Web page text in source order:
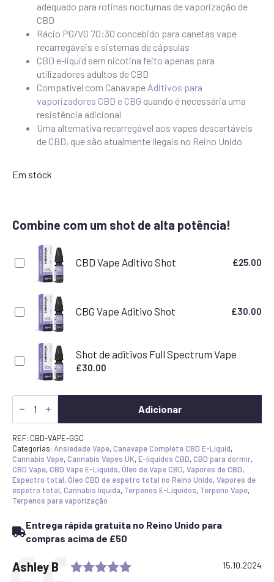
adequado para rotinas nocturnas de vaporização de
CBD
Rácio PG/VG 70:30 concebido para canetas vape
recarregáveis e sistemas de cápsulas
CBD e-liquid sem nicotina feito apenas para
utilizadores adultos de CBD
Compatível com Canavape Aditivos para
vaporizadores CBD e CBG quando é necessária uma
resistência adicional
Uma alternativa recarregável aos vapes descartáveis
de CBD, que são atualmente ilegais no Reino Unido
Em stock
Combine com um shot de alta potência!
CBD Vape Aditivo Shot £25.00
CBG Vape Aditivo Shot £30.00
Shot de aditivos Full Spectrum Vape
£30.00
Quantidade
de
Terpene
CBD
E-
liquid
1800mg
50ml
Adicionar
REF: CBD-VAPE-GGC
Categorias: Ansiedade Vape,Canavape Complete CBD E-Liquid,
Cannabis Vape,Cannabis Vapes UK,E-líquidos CBD,CBD para dormir,
CBD Vape,CBD Vape E-Liquids,Óleo de Vape CBD,Vapores de CBD,
Espectro total,Óleo CBD de espetro total no Reino Unido,Vapores de
espetro total,Cannabis líquida, Terpenos E-Líquidos, Terpeno Vape,
Terpenos para vaporização
Entrega rápida gratuita no Reino Unido para
compras acima de £50
Testimonial
Author:
Ashley B Rating: 5.0 out of 5 stars
Date:
15.10.2024